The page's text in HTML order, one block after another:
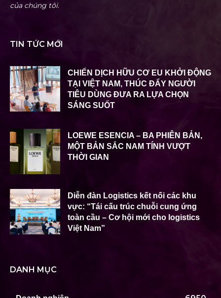
của chúng tôi.
TIN TỨC MỚI
CHIẾN DỊCH HỮU CƠ EU KHỞI ĐỘNG
TẠI VIỆT NAM, THÚC ĐẨY NGƯỜI
TIÊU DÙNG ĐƯA RA LỰA CHỌN
SÁNG SUỐT
LOEWE ESENCIA – BA PHIÊN BẢN,
MỘT BẢN SẮC NAM TÍNH VƯỢT
THỜI GIAN
Diễn đàn Logistics kết nối các khu
vực: “Tái cấu trúc chuỗi cung ứng
toàn cầu – Cơ hội mới cho logistics
Việt Nam”
DANH MỤC